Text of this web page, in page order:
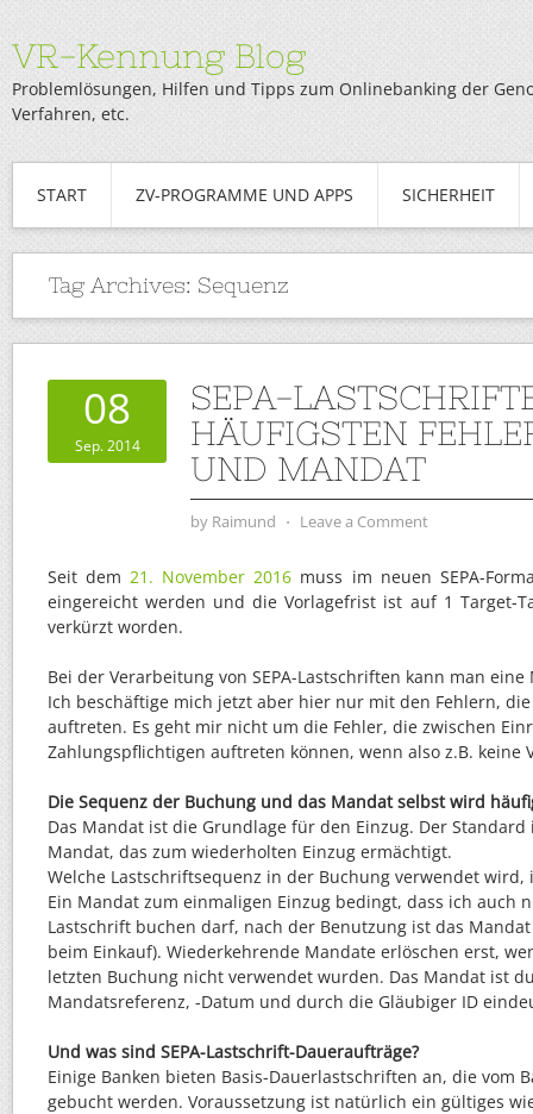
VR-Kennung Blog
Problemlösungen, Hilfen und Tipps zum Onlinebanking der
Verfahren, etc.
START ZV-PROGRAMME UND APPS SICHERHEIT
Tag Archives: Sequenz
08
Sep. 2014
SEPA-
HÄUFIGSTEN
UND MANDAT
by Raimund ⋅ Leave a Comment
Seit dem21. November 2016 muss im neuen SEPA-
eingereicht werden und die Vorlagefrist ist auf 1 Target-
verkürzt worden.
Bei der Verarbeitung von SEPA-Lastschriften kann man
Ich beschäftige mich jetzt aber hier nur mit den Fehlern,
auftreten. Es geht mir nicht um die Fehler, die zwischen
Zahlungspflichtigen auftreten können, wenn also z.B. keine
Die Sequenz der Buchung und das Mandat selbst wird
Das Mandat ist die Grundlage für den Einzug. Der
Mandat, das zum wiederholten Einzug ermächtigt.
Welche Lastschriftsequenz in der Buchung verwendet
Ein Mandat zum einmaligen Einzug bedingt, dass ich auch
Lastschrift buchen darf, nach der Benutzung ist das
beim Einkauf). Wiederkehrende Mandate erlöschen erst,
letzten Buchung nicht verwendet wurden. Das Mandat ist
Mandatsreferenz, -Datum und durch die Gläubiger ID
Und was sind SEPA-Lastschrift-Daueraufträge?
Einige Banken bieten Basis-Dauerlastschriften an, die vom
gebucht werden. Voraussetzung ist natürlich ein gültiges